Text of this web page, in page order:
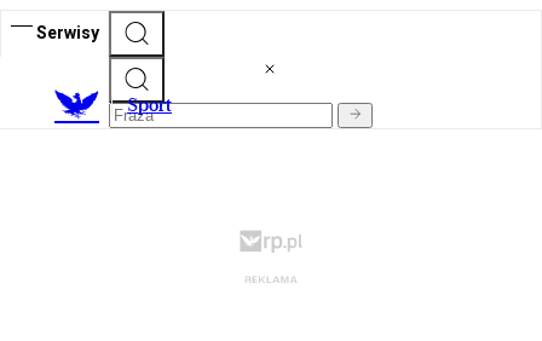
Serwisy
Sport